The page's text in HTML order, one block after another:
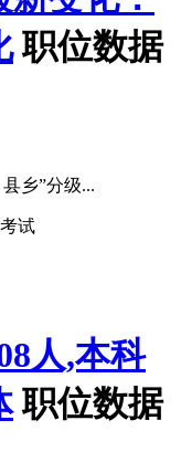
职位数据
乡”分级...
试
人,本科
职位数据